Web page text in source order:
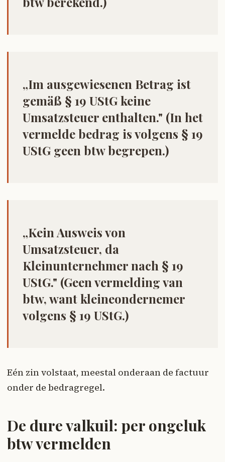
„Im ausgewiesenen Betrag ist
gemäß § 19 UStG keine
Umsatzsteuer enthalten." (In het
vermelde bedrag is volgens § 19
UStG geen btw begrepen.)
„Kein Ausweis von
Umsatzsteuer, da
Kleinunternehmer nach § 19
UStG." (Geen vermelding van
btw, want kleineondernemer
volgens § 19 UStG.)
Eén zin volstaat, meestal onderaan de factuur
onder de bedragregel.
De dure valkuil: per ongeluk
btw vermelden